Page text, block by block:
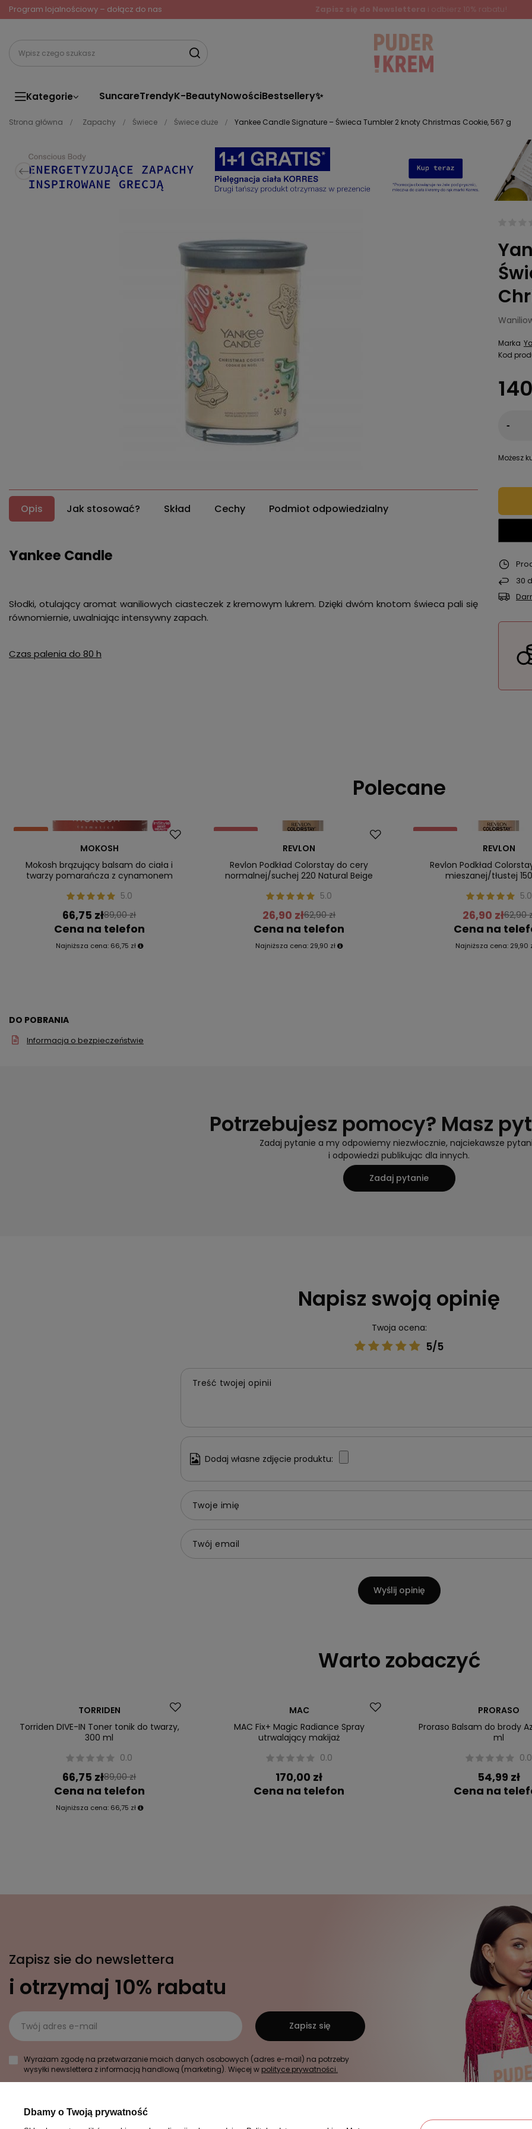
Program lojalnościowy – dołącz do nas Zapisz się do Newslettera i odbierz 10% rabatu!
Kategorie SuncareTrendyK-BeautyNowościBestsellery✨
Strona główna Zapachy Świece Świece duże Yankee Candle Signature – Świeca Tumbler 2 knoty Christmas Cookie, 567 g
Opis Jak stosować? Skład Cechy Podmiot odpowiedzialny
Yankee Candle
Słodki, otulający aromat waniliowych ciasteczek z kremowym lukrem. Dzięki dwóm knotom świeca pali się
równomiernie, uwalniając intensywny zapach.
Czas palenia do 80 h
Marka
Kod
-
Możesz
30
Polecane
Okazja
MOKOSH
Mokosh brązujący balsam do ciała i
twarzy pomarańcza z cynamonem
5.0
66,75 zł89,00 zł
Cena na telefon
Najniższa cena: 66,75 zł
Promocja
REVLON
Revlon Podkład Colorstay do cery
normalnej/suchej 220 Natural Beige
5.0
26,90 zł62,90 zł
Cena na telefon
Najniższa cena: 29,90 zł
Promocja
REVLON
Revlon Podkład
mieszanej/tłustej
5.0
26,90 zł62,90
Cena na
Najniższa cena: 29,90
DO POBRANIA
Informacja o bezpieczeństwie
Potrzebujesz pomocy? Masz
Zadaj pytanie a my odpowiemy niezwłocznie, najciekawsze
i odpowiedzi publikując dla innych.
Zadaj pytanie
Napisz swoją opinię
Twoja ocena:
5/5
Treść twojej opinii
Dodaj własne zdjęcie produktu:
Twoje imię
Twój email
Wyślij opinię
Warto zobaczyć
TORRIDEN
Torriden DIVE-IN Toner tonik do twarzy,
300 ml
0.0
66,75 zł89,00 zł
Cena na telefon
Najniższa cena: 66,75 zł
MAC
MAC Fix+ Magic Radiance Spray
utrwalający makijaż
0.0
170,00 zł
Cena na telefon
PRORASO
Proraso Balsam do brody
ml
0.0
54,99 zł
Cena na
Zapisz sie do newslettera
i otrzymaj 10% rabatu
Twój adres e-mail
Wyrażam zgodę na przetwarzanie moich danych osobowych (adres e-mail) na potrzeby
wysyłki newslettera z informacją handlową (marketing). Więcej w polityce prywatności.
Zapisz się
Dbamy o Twoją prywatność